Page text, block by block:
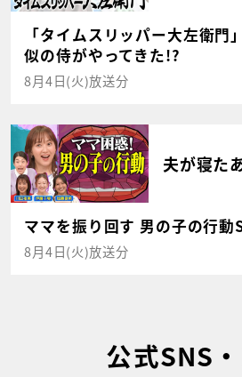
「タイムスリッパー大左衛門
似の侍がやってきた!?
8月4日(火)放送分
夫が寝た
ママを振り回す 男の子の行動
8月4日(火)放送分
公式SNS